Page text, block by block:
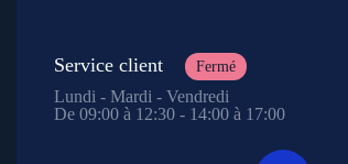
Service client Fermé
Lundi - Mardi - Vendredi
De 09:00 à 12:30 - 14:00 à 17:00